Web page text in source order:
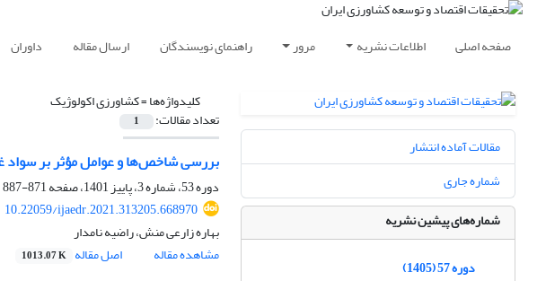
صفحه اصلی اطلاعات نشریه مرور راهنمای نویسندگان ارسال مقاله داوران
کلیدواژه‌ها =کشاورزی اکولوژیک
تعداد مقالات: 1
بررسی شاخص‌ها و عوامل مؤثر بر سواد
دوره 53، شماره 3، پاییز 1401، صفحه
871-887
10.22059/ijaedr.2021.313205.668970
بهاره زارعی منش، راضیه نامدار
مشاهده مقاله
اصل مقاله 1013.07 K
مقالات آماده انتشار
شماره جاری
شماره‌های پیشین نشریه
دوره 57 (1405)